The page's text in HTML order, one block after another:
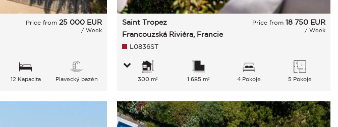
Price from 25 000 EUR
/ Week
12 Kapacita Plavecký bazén
Saint Tropez
Francouzská Riviéra, Francie
Price from 18 750 EUR
/ Week
L0836ST
300 m² 1 685 m² 4 Pokoje 5 Pokoje